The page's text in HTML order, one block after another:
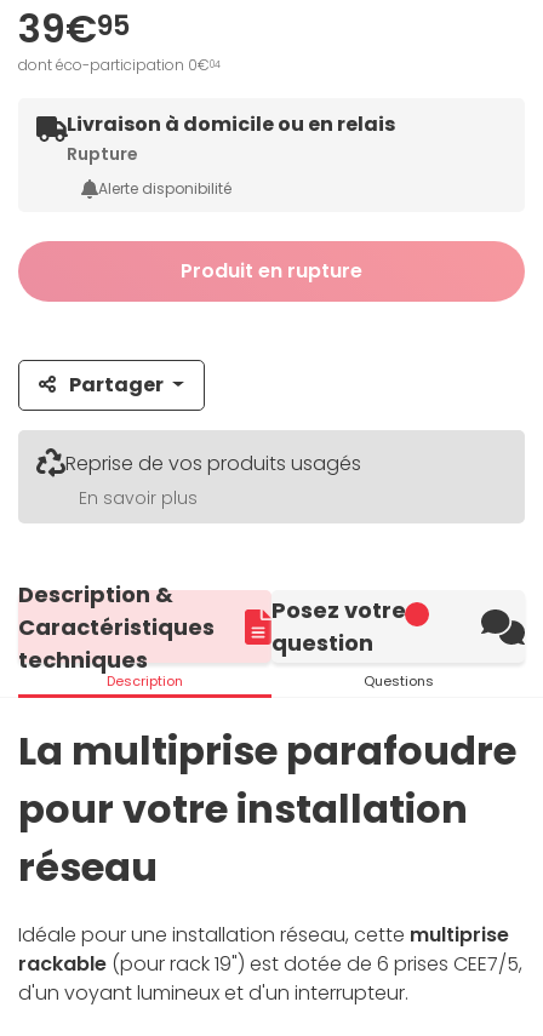
39€95
dont éco-participation 0€04
Livraison à domicile ou en relais
Rupture
Alerte disponibilité
Produit en rupture
Partager
Reprise de vos produits usagés
En savoir plus
Description &
Caractéristiques
techniques
Description
Posez votre
question
Questions
La multiprise parafoudre
pour votre installation
réseau
Idéale pour une installation réseau, cette multiprise
rackable (pour rack 19") est dotée de 6 prises CEE7/5,
d'un voyant lumineux et d'un interrupteur.